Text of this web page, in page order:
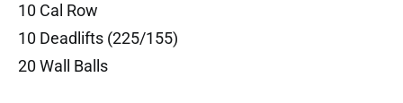
10 Cal Row
10 Deadlifts (225/155)
20 Wall Balls